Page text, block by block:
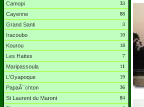
Camopi 33
Cayenne 88
Grand Santi 3
Iracoubo 10
Kourou 18
Les Hattes 7
Maripassoula 11
L'Oyapoque 19
PapaÃ¯chton 36
St Laurent du Maroni 84